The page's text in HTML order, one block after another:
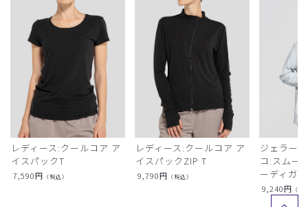
レディース:クールコア ア
イスパックT
7,590円 （税込）
レディース:クールコア ア
イスパックZIP T
9,790円 （税込）
ジェラー
コ:スムー
ーディガン
9,240円 （税